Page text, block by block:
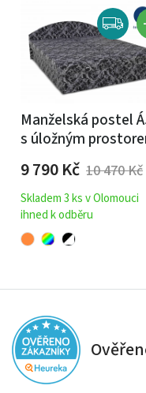
Manželská postel
s úložným
9 790Kč 10 470Kč
Skladem 3 ks v Olomouci
ihned k odběru